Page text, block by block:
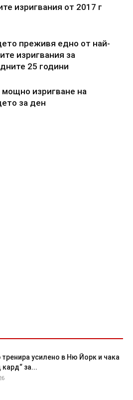
изригвания от 2017 г
преживя едно от най-
изригвания за
25 години
мощно изригване на
за ден
тренира усилено в Ню Йорк и чака
кард“ за...